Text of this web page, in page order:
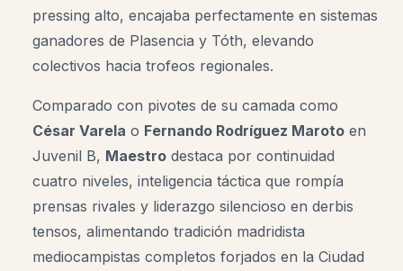
pressing alto, encajaba perfectamente en sistemas
ganadores de Plasencia y Tóth, elevando
colectivos hacia trofeos regionales.
Comparado con pivotes de su camada como
César Varela o Fernando Rodríguez Maroto en
Juvenil B, Maestro destaca por continuidad
cuatro niveles, inteligencia táctica que rompía
prensas rivales y liderazgo silencioso en derbis
tensos, alimentando tradición madridista
mediocampistas completos forjados en la Ciudad